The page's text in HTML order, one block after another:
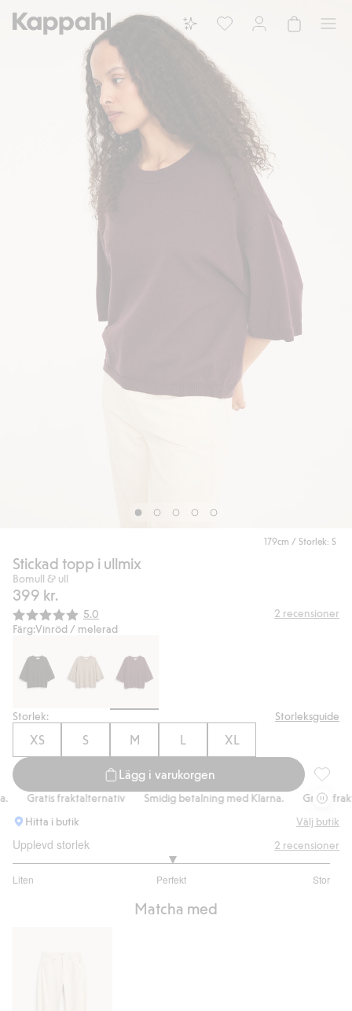
179cm / Storlek: S
Stickad topp i ullmix
Bomull & ull
399 kr.
Snittbetyg:
5.0 2 recensioner
Färg:Vinröd / melerad
Storlek: Storleksguide
XS S M L XL
Lägg i varukorgen
Gratis fraktalternativ Smidig betalning med Klarna.
Gratis
Hitta i butik
Välj butik
Upplevd storlek
Liten Perfekt Stor
utav
2 recensioner
Matcha med